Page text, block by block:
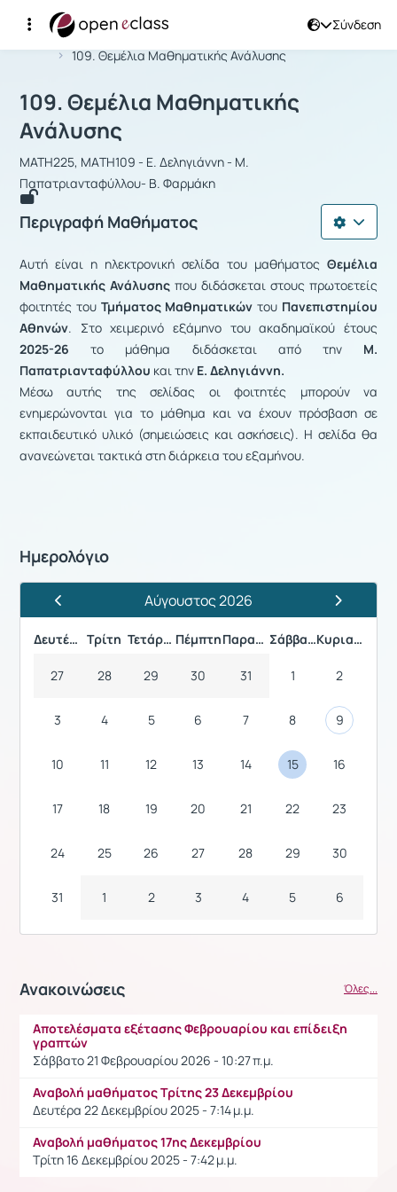
Σύνδεση
Αρχική Σελίδα
109. Θεμέλια Μαθηματικής Ανάλυσης
Μάθημα : 109. Θεμέλια
109. Θεμέλια Μαθηματικής
Ανάλυσης
MATH225, ΜΑTH109 - Ε. Δεληγιάννη - Μ.
Παπατριανταφύλλου- B. Φαρμάκη
Περιγραφή Μαθήματος
Αυτή είναι η ηλεκτρονική σελίδα του μαθήματος Θεμέλια
Μαθηματικής Ανάλυσης που διδάσκεται στους πρωτοετείς
φοιτητές του Τμήματος Μαθηματικών του Πανεπιστημίου
Αθηνών. Στο χειμερινό εξάμηνο του ακαδημαϊκού έτους
2025-26το μάθημα διδάσκεται από τηνΜ.
Παπατριανταφύλλου και την Ε. Δεληγιάννη.
Μέσω αυτής της σελίδας οι φοιτητές μπορούν να
ενημερώνονται για το μάθημα και να έχουν πρόσβαση σε
εκπαιδευτικό υλικό (σημειώσεις και ασκήσεις). Η σελίδα θα
ανανεώνεται τακτικά στη διάρκεια του εξαμήνου.
Ημερολόγιο
Προηγούμενος ΜήναςΑύγουστος 2026
Επόμενος
Δευτέρα Τρίτη Τετάρτη Πέμπτη Παρασκευή Σάββατο Κυριακή
27 28 29 30 31 1 2
3 4 5 6 7 8 9
10 11 12 13 14 15 16
17 18 19 20 21 22 23
24 25 26 27 28 29 30
31 1 2 3 4 5 6
Ανακοινώσεις Όλες...
Αποτελέσματα εξέτασης Φεβρουαρίου και επίδειξη
γραπτών
Σάββατο 21 Φεβρουαρίου 2026 - 10:27 π.μ.
Αναβολή μαθήματος Τρίτης 23 Δεκεμβρίου
Δευτέρα 22 Δεκεμβρίου 2025 - 7:14 μ.μ.
Αναβολή μαθήματος 17ης Δεκεμβρίου
Τρίτη 16 Δεκεμβρίου 2025 - 7:42 μ.μ.